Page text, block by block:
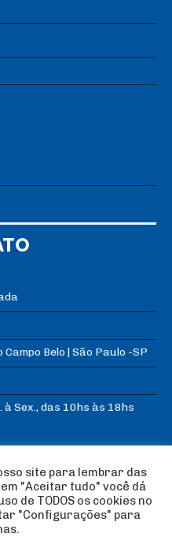
Belo | São Paulo -SP
Sex., das 10hs às 18hs
Brasileira de Escalada
Imagética Design
site para lembrar das
"Aceitar tudo" você dá
de TODOS os cookies no
"Configurações" para